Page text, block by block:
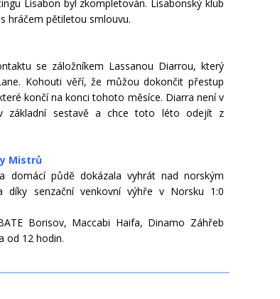
Lisabon byl zkompletován. Lisabonský klub
hráčem pětiletou smlouvu.
se záložníkem Lassanou Diarrou, který
Kohouti věří, že můžou dokončit přestup
končí na konci tohoto měsíce. Diarra není v
základní sestavě a chce toto léto odejít z
Mistrů
domácí půdě dokázala vyhrát nad norským
díky senzační venkovní výhře v Norsku 1:0
Borisov, Maccabi Haifa, Dinamo Záhřeb
od 12 hodin.